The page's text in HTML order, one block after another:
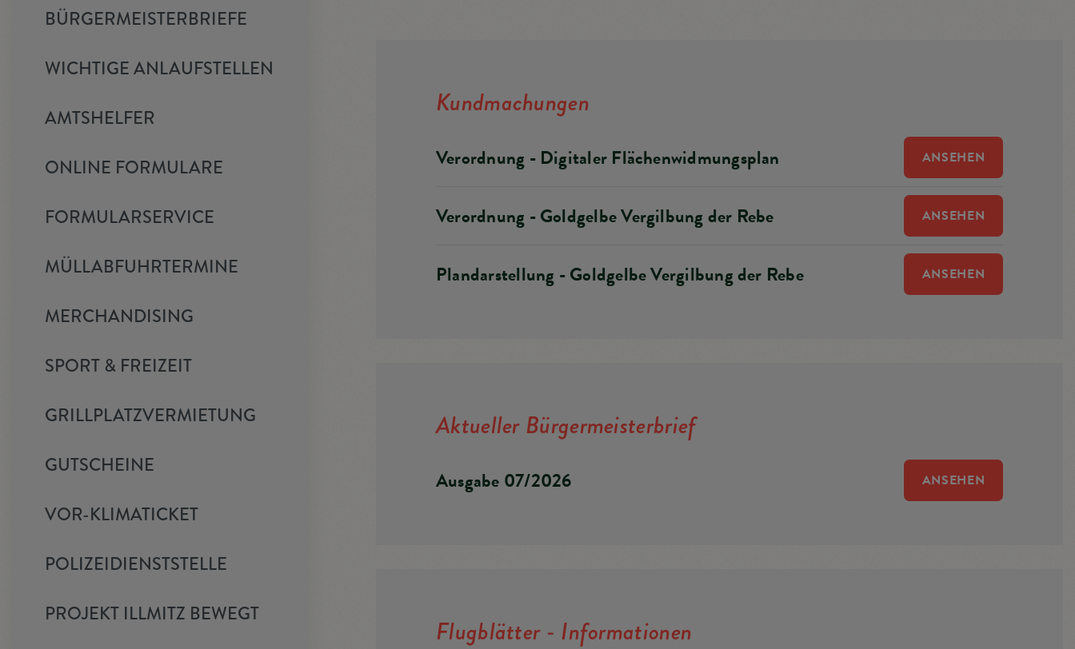
Sport & Freizeit
VOR-Klimaticket
Projekt Illmitz Bewegt
BÜRGERMEISTERBRIEFE
WICHTIGE ANLAUFSTELLEN
AMTSHELFER
ONLINE FORMULARE
FORMULARSERVICE
MÜLLABFUHRTERMINE
MERCHANDISING
SPORT & FREIZEIT
GRILLPLATZVERMIETUNG
GUTSCHEINE
VOR-KLIMATICKET
POLIZEIDIENSTSTELLE
PROJEKT ILLMITZ BEWEGT
Kundmachungen
Verordnung - Digitaler Flächenwidmungsplan ANSEHEN
Verordnung - Goldgelbe Vergilbung der Rebe ANSEHEN
Plandarstellung - Goldgelbe Vergilbung der Rebe ANSEHEN
Aktueller Bürgermeisterbrief
Ausgabe 07/2026 ANSEHEN
Flugblätter - Informationen